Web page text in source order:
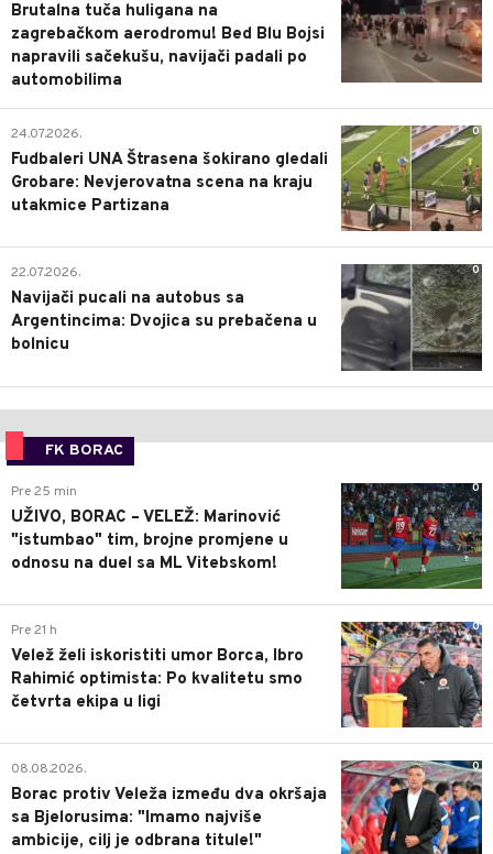
Brutalna tuča huligana na
zagrebačkom aerodromu! Bed Blu Bojsi
napravili sačekušu, navijači padali po
automobilima
0
24.07.2026.
Fudbaleri UNA Štrasena šokirano gledali
Grobare: Nevjerovatna scena na kraju
utakmice Partizana
0
22.07.2026.
Navijači pucali na autobus sa
Argentincima: Dvojica su prebačena u
bolnicu
FK BORAC
0
Pre 25 min
UŽIVO, BORAC – VELEŽ: Marinović
"istumbao" tim, brojne promjene u
odnosu na duel sa ML Vitebskom!
0
Pre 21 h
Velež želi iskoristiti umor Borca, Ibro
Rahimić optimista: Po kvalitetu smo
četvrta ekipa u ligi
0
08.08.2026.
Borac protiv Veleža između dva okršaja
sa Bjelorusima: "Imamo najviše
ambicije, cilj je odbrana titule!"